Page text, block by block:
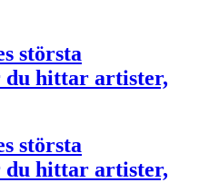
största
hittar artister,
största
hittar artister,